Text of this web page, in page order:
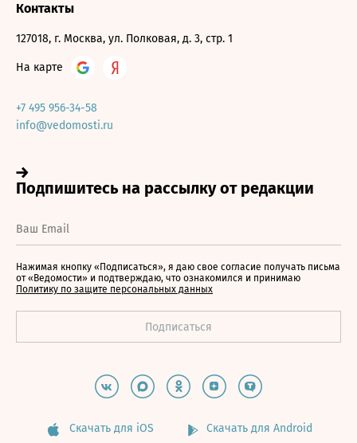
Контакты
127018, г. Москва, ул. Полковая, д. 3, стр. 1
На карте
+7 495 956-34-58
info@vedomosti.ru
Нажимая кнопку «Подписаться», я даю свое согласие получать письма
от «Ведомости» и подтверждаю, что ознакомился и принимаю
Политику по защите персональных данных
Скачать для iOS Скачать для Android